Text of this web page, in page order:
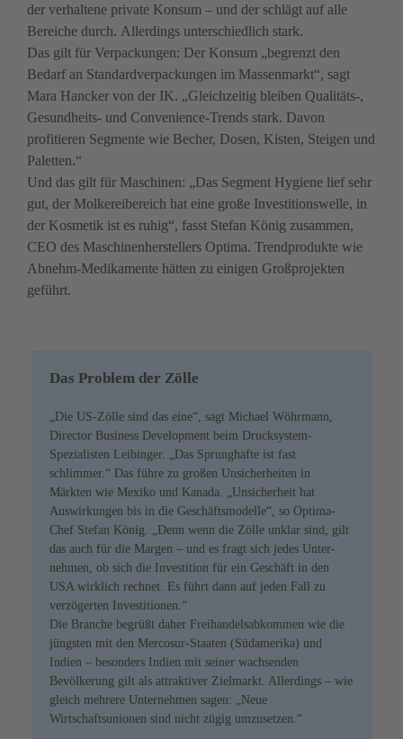
der verhaltene private Konsum – und der schlägt auf alle
Bereiche durch. Allerdings unterschiedlich stark.
Das gilt für Verpackungen: Der Konsum „begrenzt den
Bedarf an Standardverpackungen im Massenmarkt“, sagt
Mara Hancker von der IK. „Gleichzeitig bleiben Qualitäts-,
Gesundheits- und Convenience-Trends stark. Davon
profitieren Segmente wie Becher, Dosen, Kisten, Steigen und
Und das gilt für Maschinen: „Das Segment Hygiene lief sehr
gut, der Molkereibereich hat eine große Investitionswelle, in
der Kosmetik ist es ruhig“, fasst Stefan König zusammen,
CEO des Maschinenherstellers Optima. Trendprodukte wie
Abnehm-Medikamente hätten zu einigen Großprojekten
geführt.
Das Problem der Zölle
„Die US-Zölle sind das eine“, sagt Michael Wöhrmann,
Director Business Development beim Drucksystem-
Spezialisten Leibinger. „Das Sprunghafte ist fast
schlimmer.“ Das führe zu großen Unsicherheiten in
Märkten wie Mexiko und Kanada. „Unsicherheit hat
Auswirkungen bis in die Geschäftsmodelle“, so Optima-
Chef Stefan König. „Denn wenn die Zölle unklar sind, gilt
das auch für die Margen – und es fragt sich jedes Unter­
nehmen, ob sich die Investition für ein Geschäft in den
USA wirklich rechnet. Es führt dann auf jeden Fall zu
verzögerten Investitionen.“
Die Branche begrüßt daher Freihandels­abkommen wie die
jüngsten mit den Mercosur-Staaten (Südamerika) und
Indien – besonders Indien mit seiner wachsenden
Bevölkerung gilt als attraktiver Zielmarkt. Allerdings – wie
gleich mehrere Unter­nehmen sagen: „Neue
Wirtschaftsunionen sind nicht zügig umzusetzen.“